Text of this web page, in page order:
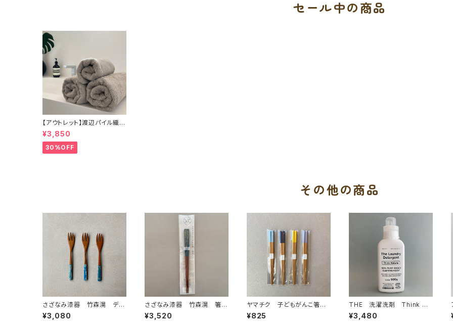
セール中の商品
【アウトレット】渡辺パイル織
物 もふもふサンホーキン（バ
スタオル）
¥3,850
30%OFF
その他の商品
さざなみ漆器 竹森滉 デザ
ートフォーク
¥3,080
さざなみ漆器 竹森滉 箸
20ｃｍ
¥3,520
ヤマチク 子どもがんこ箸 1
8cm 食洗機対応
¥825
THE 洗濯洗剤 Think Na
ture ボトル
¥3,480